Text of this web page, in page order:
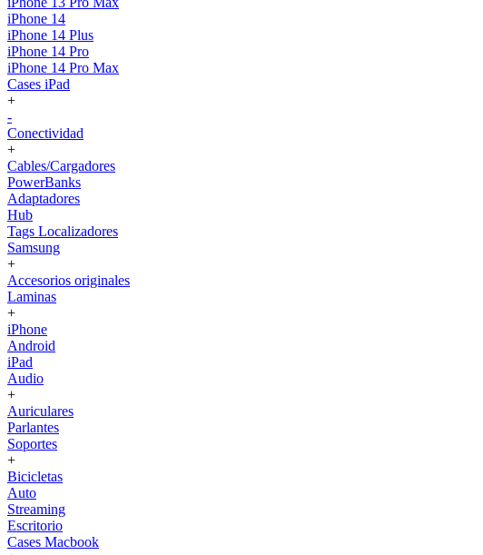
iPhone 14
iPhone 14 Plus
iPhone 14 Pro
iPhone 14 Pro Max
Cases iPad
+
-
Conectividad
+
Cables/Cargadores
PowerBanks
Adaptadores
Hub
Tags Localizadores
Samsung
+
Accesorios originales
Laminas
+
iPhone
Android
iPad
Audio
+
Auriculares
Parlantes
Soportes
+
Bicicletas
Auto
Streaming
Escritorio
Cases Macbook